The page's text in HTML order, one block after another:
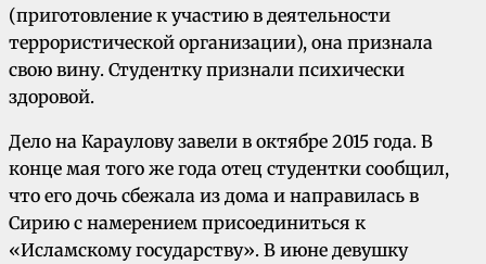
(приготовление к участию в деятельности
террористической организации), она признала
свою вину. Студентку признали психически
здоровой.
Дело на Караулову завели в октябре 2015 года. В
конце мая того же года отец студентки сообщил,
что его дочь сбежала из дома и направилась в
Сирию с намерением присоединиться к
«Исламскому государству». В июне девушку